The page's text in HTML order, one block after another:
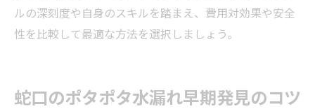
ルの深刻度や自身のスキルを踏まえ、費用対効果や安全
性を比較して最適な方法を選択しましょう。
蛇口のポタポタ水漏れ早期発見のコツ